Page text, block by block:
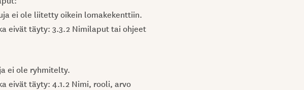
ei ole liitetty oikein lomakekenttiin.
eivät täyty: 3.3.2 Nimilaput tai ohjeet
ei ole ryhmitelty.
eivät täyty: 4.1.2 Nimi, rooli, arvo